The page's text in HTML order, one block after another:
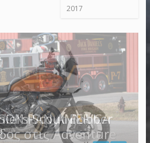
2017
PAN AMERICA
στις Adventure
Scout Bobber